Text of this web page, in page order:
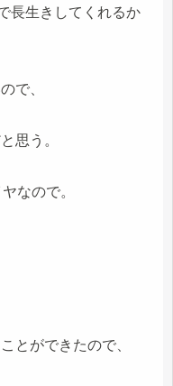
長生きしてくれるか
で、
思う。
なので。
とができたので、